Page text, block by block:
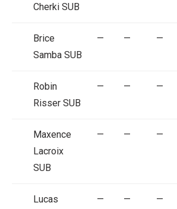
Cherki SUB
Brice
Samba SUB
— — —
Robin
Risser SUB
— — —
Maxence
Lacroix
SUB
— — —
Lucas
— — —